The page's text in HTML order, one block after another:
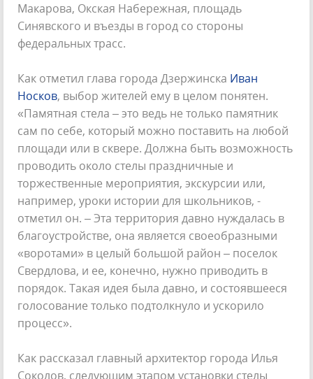
Макарова, Окская Набережная, площадь
Синявского и въезды в город со стороны
федеральных трасс.
Как отметил глава города Дзержинска Иван
Носков, выбор жителей ему в целом понятен.
«Памятная стела – это ведь не только памятник
сам по себе, который можно поставить на любой
площади или в сквере. Должна быть возможность
проводить около стелы праздничные и
торжественные мероприятия, экскурсии или,
например, уроки истории для школьников, -
отметил он. – Эта территория давно нуждалась в
благоустройстве, она является своеобразными
«воротами» в целый большой район – поселок
Свердлова, и ее, конечно, нужно приводить в
порядок. Такая идея была давно, и состоявшееся
голосование только подтолкнуло и ускорило
процесс».
Как рассказал главный архитектор города Илья
Соколов, следующим этапом установки стелы